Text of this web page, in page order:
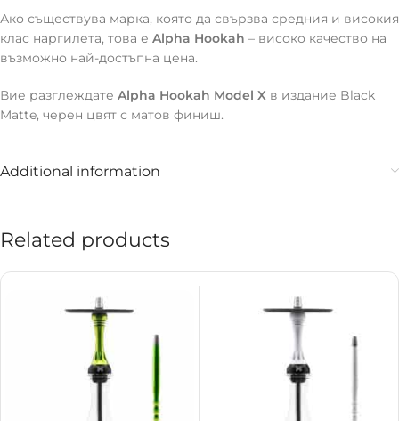
Ако съществува марка, която да свързва средния и високия
клас наргилета, това е Alpha Hookah – високо качество на
възможно най-достъпна цена.
Вие разглеждате Alpha Hookah Model X в издание Black
Matte, черен цвят с матов финиш.
Additional information
Related products